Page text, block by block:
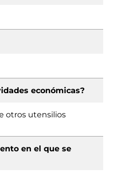
económicas?
otros utensilios
en el que se